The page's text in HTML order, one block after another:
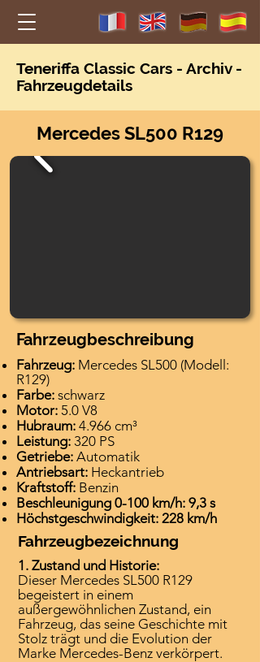
Teneriffa Classic Cars - Archiv -
Fahrzeugdetails
Mercedes SL500 R129
Fahrzeugbeschreibung
Fahrzeug: Mercedes SL500 (Modell:
R129)
Farbe: schwarz
Motor: 5.0 V8
Hubraum: 4.966 cm³
Leistung: 320 PS
Getriebe: Automatik
Antriebsart: Heckantrieb
Kraftstoff: Benzin
Beschleunigung 0-100 km/h: 9,3 s
Höchstgeschwindigkeit: 228 km/h
Fahrzeugbezeichnung
1. Zustand und Historie:
Dieser Mercedes SL500 R129
begeistert in einem
außergewöhnlichen Zustand, ein
Fahrzeug, das seine Geschichte mit
Stolz trägt und die Evolution der
Marke Mercedes-Benz verkörpert.